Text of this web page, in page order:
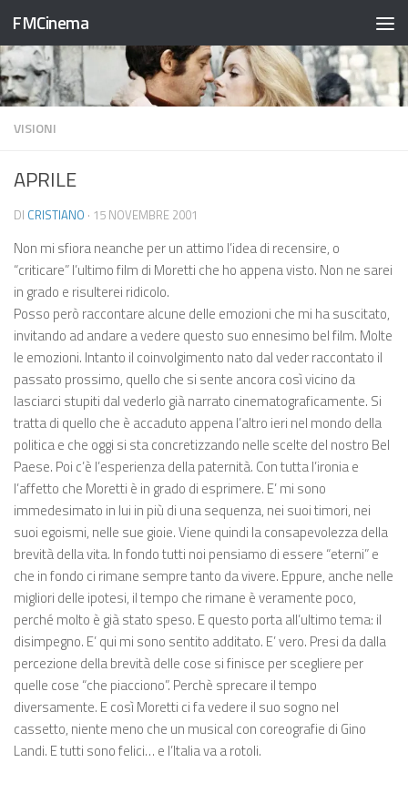
Salta al contenuto
FMCinema
VISIONI
APRILE
DI CRISTIANO · 15 NOVEMBRE 2001
Non mi sfiora neanche per un attimo l’idea di recensire, o
“criticare” l’ultimo film di Moretti che ho appena visto. Non ne sarei
in grado e risulterei ridicolo.
Posso però raccontare alcune delle emozioni che mi ha suscitato,
invitando ad andare a vedere questo suo ennesimo bel film. Molte
le emozioni. Intanto il coinvolgimento nato dal veder raccontato il
passato prossimo, quello che si sente ancora così vicino da
lasciarci stupiti dal vederlo già narrato cinematograficamente. Si
tratta di quello che è accaduto appena l’altro ieri nel mondo della
politica e che oggi si sta concretizzando nelle scelte del nostro Bel
Paese. Poi c’è l’esperienza della paternità. Con tutta l’ironia e
l’affetto che Moretti è in grado di esprimere. E’ mi sono
immedesimato in lui in più di una sequenza, nei suoi timori, nei
suoi egoismi, nelle sue gioie. Viene quindi la consapevolezza della
brevità della vita. In fondo tutti noi pensiamo di essere “eterni” e
che in fondo ci rimane sempre tanto da vivere. Eppure, anche nelle
migliori delle ipotesi, il tempo che rimane è veramente poco,
perché molto è già stato speso. E questo porta all’ultimo tema: il
disimpegno. E’ qui mi sono sentito additato. E’ vero. Presi da dalla
percezione della brevità delle cose si finisce per scegliere per
quelle cose “che piacciono”. Perchè sprecare il tempo
diversamente. E così Moretti ci fa vedere il suo sogno nel
cassetto, niente meno che un musical con coreografie di Gino
Landi. E tutti sono felici… e l’Italia va a rotoli.